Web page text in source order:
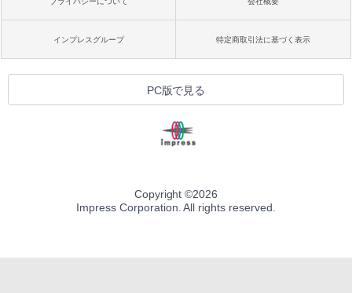
インプレスグループ 特定商取引法に基づく表示
PC版で見る
Copyright ©2026
Impress Corporation. All rights reserved.